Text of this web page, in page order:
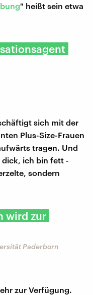
" heißt sein etwa
sich mit der
Plus-Size-Frauen
tragen. Und
dick, ich bin fett -
sondern
wird zur
Paderborn
zur Verfügung.